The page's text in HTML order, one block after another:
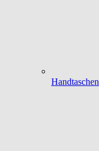
Handtaschen